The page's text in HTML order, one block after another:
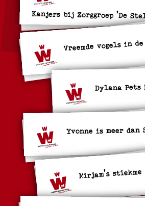
Kanjers bij Zorggroep 'De
Vreemde vogels in
Dylana Pets
Yvonne is meer
Mirjam's